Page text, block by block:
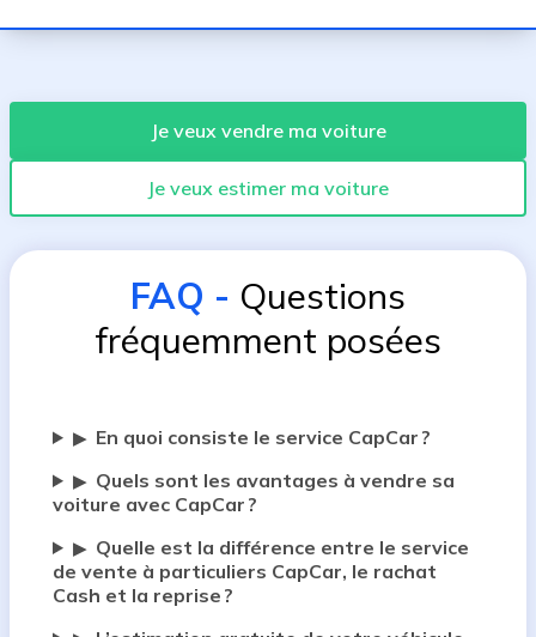
Je veux vendre ma voiture
Je veux estimer ma voiture
FAQ - Questions
fréquemment posées
▶ En quoi consiste le service CapCar ?
▶ Quels sont les avantages à vendre sa
voiture avec CapCar ?
▶ Quelle est la différence entre le service
de vente à particuliers CapCar, le rachat
Cash et la reprise ?